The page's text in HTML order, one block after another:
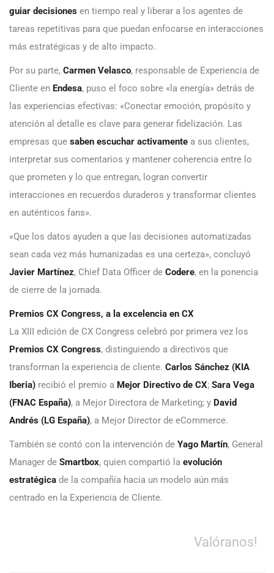
guiar decisiones en tiempo real y liberar a los agentes de
tareas repetitivas para que puedan enfocarse en interacciones
más estratégicas y de alto impacto.
Por su parte, Carmen Velasco, responsable de Experiencia de
Cliente en Endesa, puso el foco sobre «la energía» detrás de
las experiencias efectivas: «Conectar emoción, propósito y
atención al detalle es clave para generar fidelización. Las
empresas que saben escuchar activamente a sus clientes,
interpretar sus comentarios y mantener coherencia entre lo
que prometen y lo que entregan, logran convertir
interacciones en recuerdos duraderos y transformar clientes
en auténticos fans».
«Que los datos ayuden a que las decisiones automatizadas
sean cada vez más humanizadas es una certeza», concluyó
Javier Martínez, Chief Data Officer de Codere, en la ponencia
de cierre de la jornada.
Premios CX Congress, a la excelencia en CX
La XIII edición de CX Congress celebró por primera vez los
Premios CX Congress, distinguiendo a directivos que
transforman la experiencia de cliente. Carlos Sánchez (KIA
Iberia) recibió el premio a Mejor Directivo de CX; Sara Vega
(FNAC España), a Mejor Directora de Marketing; y David
Andrés (LG España), a Mejor Director de eCommerce.
También se contó con la intervención de Yago Martín, General
Manager de Smartbox, quien compartió la evolución
estratégica de la compañía hacia un modelo aún más
centrado en la Experiencia de Cliente.
Valóranos!